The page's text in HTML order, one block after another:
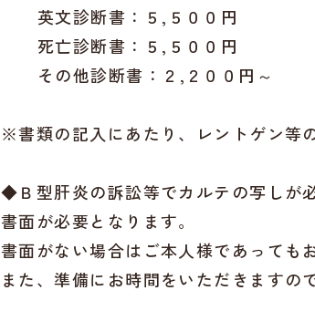
英文診断書：５,５００円
死亡診断書：５,５００円
その他診断書：２,２００円～
※書類の記入にあたり、レントゲン等
◆Ｂ型肝炎の訴訟等でカルテの写しが
書面が必要となります。
書面がない場合はご本人様であっても
また、準備にお時間をいただきますの